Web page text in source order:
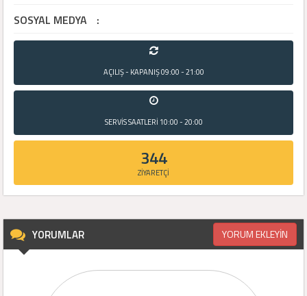
SOSYAL MEDYA :
AÇILIŞ - KAPANIŞ09:00 - 21:00
SERVİS SAATLERİ 10:00 - 20:00
344
ZİYARETÇİ
YORUMLAR YORUM EKLEYİN